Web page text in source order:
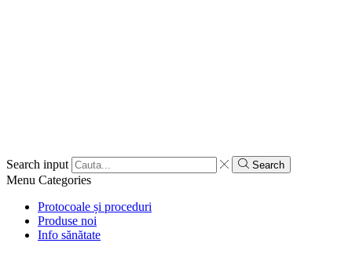
Search input Search
Menu Categories
Protocoale și proceduri
Produse noi
Info sănătate